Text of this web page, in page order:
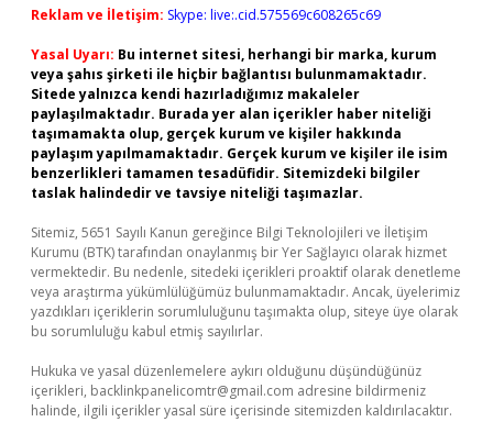
Reklam ve İletişim: Skype: live:.cid.575569c608265c69
Yasal Uyarı: Bu internet sitesi, herhangi bir marka, kurum
veya şahıs şirketi ile hiçbir bağlantısı bulunmamaktadır.
Sitede yalnızca kendi hazırladığımız makaleler
paylaşılmaktadır. Burada yer alan içerikler haber niteliği
taşımamakta olup, gerçek kurum ve kişiler hakkında
paylaşım yapılmamaktadır. Gerçek kurum ve kişiler ile isim
benzerlikleri tamamen tesadüfidir. Sitemizdeki bilgiler
taslak halindedir ve tavsiye niteliği taşımazlar.
Sitemiz, 5651 Sayılı Kanun gereğince Bilgi Teknolojileri ve İletişim
Kurumu (BTK) tarafından onaylanmış bir Yer Sağlayıcı olarak hizmet
vermektedir. Bu nedenle, sitedeki içerikleri proaktif olarak denetleme
veya araştırma yükümlülüğümüz bulunmamaktadır. Ancak, üyelerimiz
yazdıkları içeriklerin sorumluluğunu taşımakta olup, siteye üye olarak
bu sorumluluğu kabul etmiş sayılırlar.
Hukuka ve yasal düzenlemelere aykırı olduğunu düşündüğünüz
içerikleri, backlinkpanelicomtr@gmail.com adresine bildirmeniz
halinde, ilgili içerikler yasal süre içerisinde sitemizden kaldırılacaktır.